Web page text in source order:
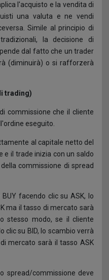
l'acquisto e la vendita di
una valuta e ne vendi
Simile al principio di
la decisione di
dal fatto che un trader
(diminuirà) o si rafforzerà
trading)
commissione che il cliente
eseguito.
al capitale netto del
e il trade inizia con un saldo
commissione di spread
facendo clic su ASK, lo
ma il tasso di mercato sarà
stesso modo, se il cliente
clic su BID, lo scambio verrà
mercato sarà il tasso ASK
spread/commissione deve